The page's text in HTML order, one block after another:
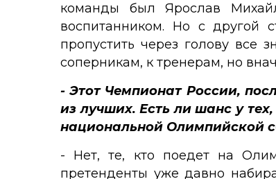
команды был Ярослав
воспитанником. Но с другой
пропустить через голову все
соперникам, к тренерам, но
- Этот Чемпионат России,
из лучших. Есть ли шанс у
национальной Олимпийской
- Нет, те, кто поедет на
претенденты уже давно